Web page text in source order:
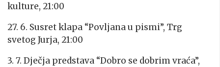
kulture, 21:00
27. 6. Susret klapa “Povljana u pismi”, Trg
svetog Jurja, 21:00
3. 7. Dječja predstava “Dobro se dobrim vraća”,